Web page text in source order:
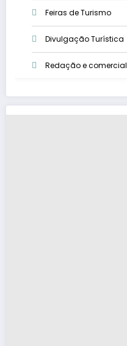
Feiras de Turismo
Divulgação Turística
Redação e comercial